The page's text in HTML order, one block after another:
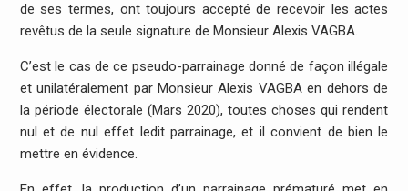
de ses termes, ont toujours accepté de recevoir les actes
revêtus de la seule signature de Monsieur Alexis VAGBA.
C’est le cas de ce pseudo-parrainage donné de façon illégale
et unilatéralement par Monsieur Alexis VAGBA en dehors de
la période électorale (Mars 2020), toutes choses qui rendent
nul et de nul effet ledit parrainage, et il convient de bien le
mettre en évidence.